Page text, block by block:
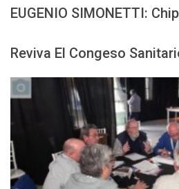
EUGENIO SIMONETTI:
Reviva El Congeso